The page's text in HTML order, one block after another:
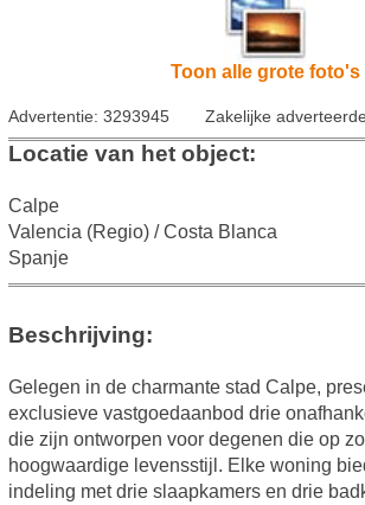
Toon alle grote foto's
Advertentie: 3293945 Zakelijke
Locatie van het object:
Calpe
Valencia (Regio) / Costa Blanca
Spanje
Beschrijving:
Gelegen in de charmante stad Calpe,
exclusieve vastgoedaanbod drie
die zijn ontworpen voor degenen die op
hoogwaardige levensstijl. Elke woning
indeling met drie slaapkamers en drie